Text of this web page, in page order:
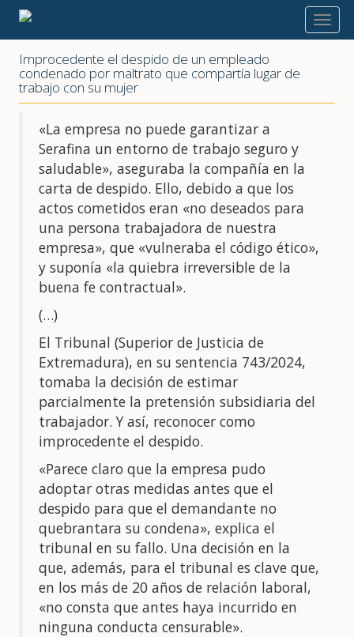
2025
Improcedente el despido de un empleado
condenado por maltrato que compartía lugar de
trabajo con su mujer
«La empresa no puede garantizar a
Serafina un entorno de trabajo seguro y
saludable», aseguraba la compañía en la
carta de despido. Ello, debido a que los
actos cometidos eran «no deseados para
una persona trabajadora de nuestra
empresa», que «vulneraba el código ético»,
y suponía «la quiebra irreversible de la
buena fe contractual».
(…)
El Tribunal (Superior de Justicia de
Extremadura), en su sentencia 743/2024,
tomaba la decisión de estimar
parcialmente la pretensión subsidiaria del
trabajador. Y así, reconocer como
improcedente el despido.
«Parece claro que la empresa pudo
adoptar otras medidas antes que el
despido para que el demandante no
quebrantara su condena», explica el
tribunal en su fallo. Una decisión en la
que, además, para el tribunal es clave que,
en los más de 20 años de relación laboral,
«no consta que antes haya incurrido en
ninguna conducta censurable».